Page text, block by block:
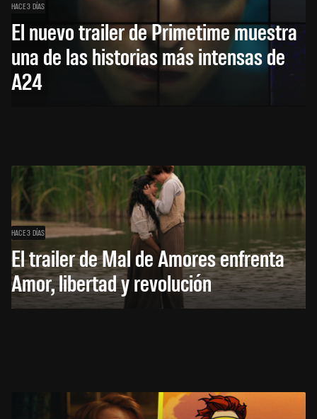
HACE 3 DÍAS
El nuevo trailer de Primetime muestra
una de las historias más intensas de
A24
HACE 3 DÍAS
El trailer de Mal de Amores enfrenta
Amor, libertad y revolución